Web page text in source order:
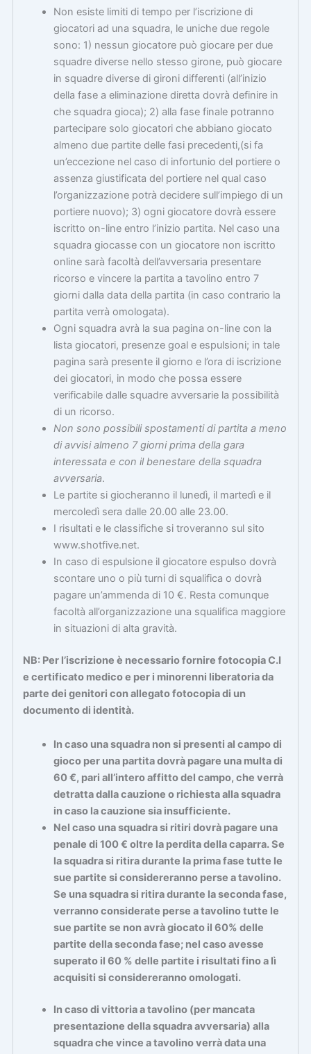
Non esiste limiti di tempo per l’iscrizione di
giocatori ad una squadra, le uniche due regole
sono: 1) nessun giocatore può giocare per due
squadre diverse nello stesso girone, può giocare
in squadre diverse di gironi differenti (all’inizio
della fase a eliminazione diretta dovrà definire in
che squadra gioca); 2) alla fase finale potranno
partecipare solo giocatori che abbiano giocato
almeno due partite delle fasi precedenti,(si fa
un’eccezione nel caso di infortunio del portiere o
assenza giustificata del portiere nel qual caso
l’organizzazione potrà decidere sull’impiego di un
portiere nuovo); 3) ogni giocatore dovrà essere
iscritto on-line entro l’inizio partita. Nel caso una
squadra giocasse con un giocatore non iscritto
online sarà facoltà dell’avversaria presentare
ricorso e vincere la partita a tavolino entro 7
giorni dalla data della partita (in caso contrario la
partita verrà omologata).
Ogni squadra avrà la sua pagina on-line con la
lista giocatori, presenze goal e espulsioni; in tale
pagina sarà presente il giorno e l’ora di iscrizione
dei giocatori, in modo che possa essere
verificabile dalle squadre avversarie la possibilità
di un ricorso.
Non sono possibili spostamenti di partita a meno
di avvisi almeno 7 giorni prima della gara
interessata e con il benestare della squadra
avversaria.
Le partite si giocheranno il lunedì, il martedì e il
mercoledì sera dalle 20.00 alle 23.00.
I risultati e le classifiche si troveranno sul sito
www.shotfive.net.
In caso di espulsione il giocatore espulso dovrà
scontare uno o più turni di squalifica o dovrà
pagare un’ammenda di 10 €. Resta comunque
facoltà all’organizzazione una squalifica maggiore
in situazioni di alta gravità.
NB: Per l’iscrizione è necessario fornire fotocopia C.I
e certificato medico e per i minorenni liberatoria da
parte dei genitori con allegato fotocopia di un
documento di identità.
In caso una squadra non si presenti al campo di
gioco per una partita dovrà pagare una multa di
60 €, pari all’intero affitto del campo, che verrà
detratta dalla cauzione o richiesta alla squadra
in caso la cauzione sia insufficiente.
Nel caso una squadra si ritiri dovrà pagare una
penale di 100 € oltre la perdita della caparra. Se
la squadra si ritira durante la prima fase tutte le
sue partite si considereranno perse a tavolino.
Se una squadra si ritira durante la seconda fase,
verranno considerate perse a tavolino tutte le
sue partite se non avrà giocato il 60% delle
partite della seconda fase; nel caso avesse
superato il 60 % delle partite i risultati fino a lì
acquisiti si considereranno omologati.
In caso di vittoria a tavolino (per mancata
presentazione della squadra avversaria) alla
squadra che vince a tavolino verrà data una